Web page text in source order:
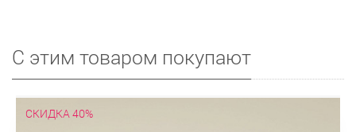
С этим товаром покупают
СКИДКА 40%